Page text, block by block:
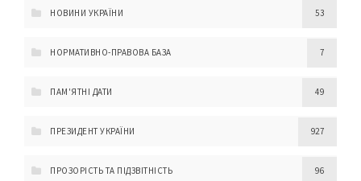
НОВИНИ УКРАЇНИ 53
НОРМАТИВНО-ПРАВОВА БАЗА 7
ПАМ'ЯТНІ ДАТИ 49
ПРЕЗИДЕНТ УКРАЇНИ 927
ПРОЗОРІСТЬ ТА ПІДЗВІТНІСТЬ 96